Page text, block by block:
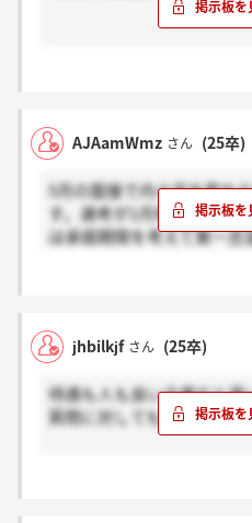
AJAamWmz さん (25卒)
5月の面接で内々定を取れ
す。選考が1月伸びるので
は承諾期限を考えて第一
jhbilkjf さん (25卒)
待遇も人も良い企業だと
質問に対しても包み隠さず